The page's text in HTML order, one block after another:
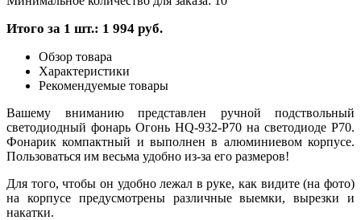
Итого за 1 шт.: 1 994 руб.
Обзор товара
Характеристики
Рекомендуемые товары
Вашему вниманию представлен ручной подствольный
светодиодный фонарь Огонь HQ-932-P70 на светодиоде P70.
Фонарик компактный и выполнен в алюминиевом корпусе.
Пользоваться им весьма удобно из-за его размеров!
Для того, чтобы он удобно лежал в руке, как видите (на фото)
на корпусе предусмотрены различные выемки, вырезки и
накатки.